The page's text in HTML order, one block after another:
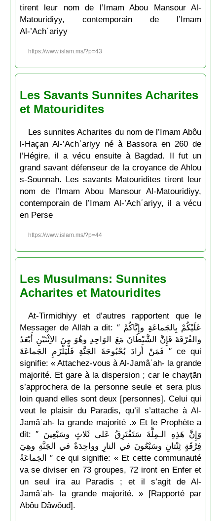
tirent leur nom de l’Imam Abou Mansour Al-
Matouridiyy, contemporain de l’Imam
Al-’Achʿariyy
https://www.islam.ms/?p=43
Les Savants Sunnites Acharites
et Matouridites
Les sunnites Acharites du nom de l’Imam Abôu
l-Haçan Al-’Achʿariyy né à Bassora en 260 de
l’Hégire, il a vécu ensuite à Bagdad. Il fut un
grand savant défenseur de la croyance de Ahlou
s-Sounnah. Les savants Matouridites tirent leur
nom de l’Imam Abou Mansour Al-Matouridiyy,
contemporain de l’Imam Al-’Achʿariyy, il a vécu
en Perse
https://www.islam.ms/?p=44
Les Musulmans: Sunnites
Acharites et Matouridites
At-Tirmidhiyy et d’autres rapportent que le
Messager de Allāh a dit: ″ عَلَيْكُمْ بِالجَماعَةِ وإِيَّاكُمْ
والفُرْقَةَ فَإِنَّ الشَّيْطَانَ مَعَ الوَاحِدِ وهُوَ مِنَ الاِثْنَيْنِ أَبْعَدُ
فَمَنْ أَرادَ بُحْبُوحَةَ الجَنَّةِ فَلْيَلْزَمِ الجَماعَةَ ″ ce qui
signifie: « Attachez-vous à Al-Jamâʿah- la grande
majorité. Et gare à la dispersion ; car le chayṭān
s’approchera de la personne seule et sera plus
loin quand elles sont deux [personnes]. Celui qui
veut le plaisir du Paradis, qu’il s’attache à Al-
Jamâʿah- la grande majorité .» Et le Prophète a
dit: ″ وَإِنَّ هَذِهِ الـمِلَّةَ سَتَفْتَرِقُ عَلى ثَلاثٍ وسَبْعِينَ
فِرْقَةٍ ثِنْتانِ وسَبْعُونَ في النارِ وواحِدَةٌ في الجَنَّةِ وهِيَ
الجَماعَةُ ″ ce qui signifie: « Et cette communauté
va se diviser en 73 groupes, 72 iront en Enfer et
un seul ira au Paradis ; et il s’agit de Al-
Jamâʿah- la grande majorité. » [Rapporté par
Abôu Dâwôud].